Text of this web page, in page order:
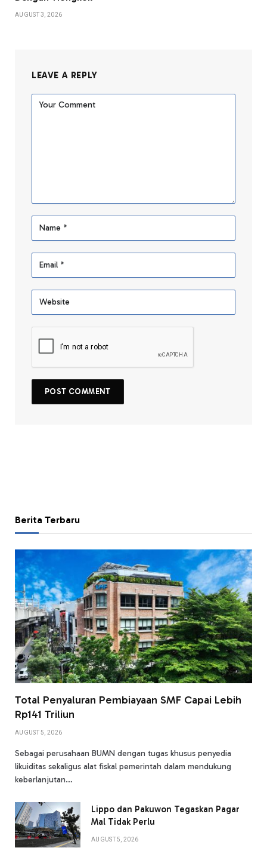
AUGUST 3, 2026
LEAVE A REPLY
Berita Terbaru
Total Penyaluran Pembiayaan SMF Capai Lebih
Rp141 Triliun
AUGUST 5, 2026
Sebagai perusahaan BUMN dengan tugas khusus penyedia
likuiditas sekaligus alat fiskal pemerintah dalam mendukung
keberlanjutan…
Lippo dan Pakuwon Tegaskan Pagar
Mal Tidak Perlu
AUGUST 5, 2026